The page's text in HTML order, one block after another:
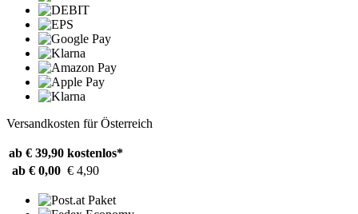
Versandkosten für Österreich
ab € 39,90 kostenlos*
ab € 0,00 € 4,90